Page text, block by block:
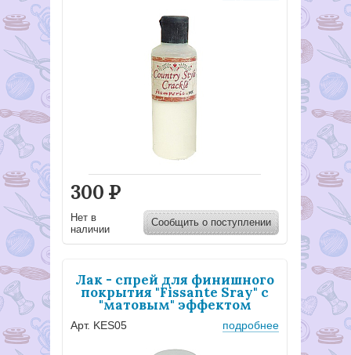
300 Р
Нет в
наличии
Сообщить о поступлении
Лак - спрей для финишного
покрытия "Fissante Sray" с
"матовым" эффектом
Арт. KES05 подробнее